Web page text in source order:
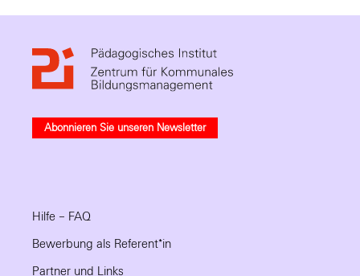
Abonnieren Sie unseren Newsletter
Hilfe – FAQ
Bewerbung als Referent*in
Partner und Links